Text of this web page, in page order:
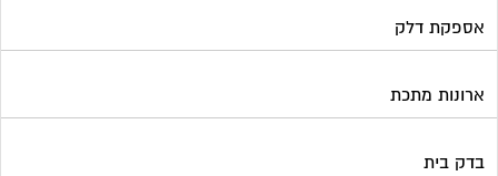
אספקת דלק
ארונות מתכת
בדק בית